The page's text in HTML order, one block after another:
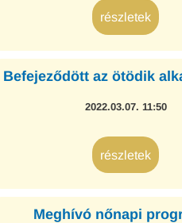
bevezetésre került országos
Pinkafői utca környékéről többen
részletek
Befejeződött az ötödik
2022.03.07. 11:50
részletek
Meghívó nőnapi